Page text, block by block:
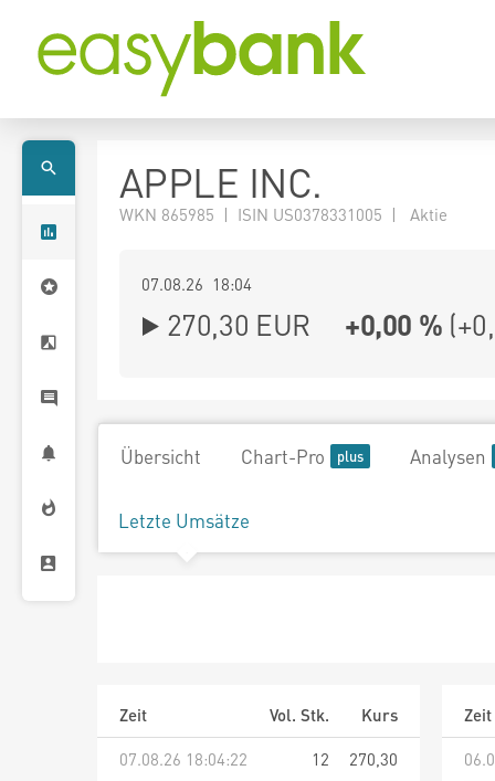
APPLE INC.
WKN 865985 | ISIN US0378331005 | Aktie
07.08.26 18:04
270,30 EUR +0,00 % (
Übersicht Chart-Pro Analysen
Letzte Umsätze
Zeit Vol. Stk.
Kurs
07.08.26 18:04:22
12
270,30
Zeit